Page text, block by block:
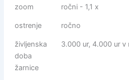
zoom ročni - 1,1 x
ostrenje ročno
življenska
doba
žarnice
3.000 ur, 4.000 ur v